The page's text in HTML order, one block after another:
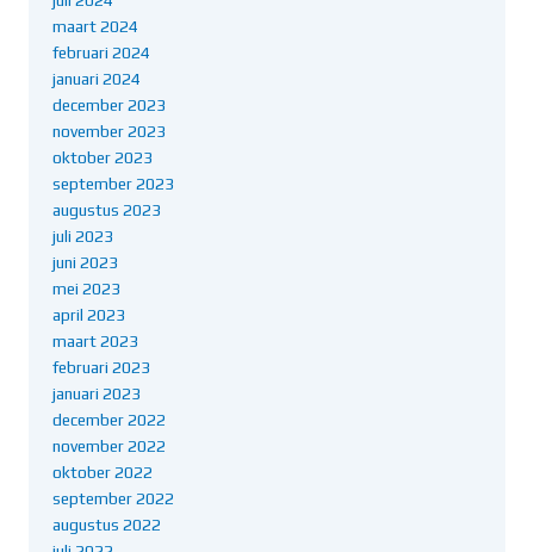
maart 2024
februari 2024
januari 2024
december 2023
november 2023
oktober 2023
september 2023
augustus 2023
juli 2023
juni 2023
mei 2023
april 2023
maart 2023
februari 2023
januari 2023
december 2022
november 2022
oktober 2022
september 2022
augustus 2022